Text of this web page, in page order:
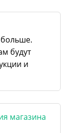
будут
и
магазина